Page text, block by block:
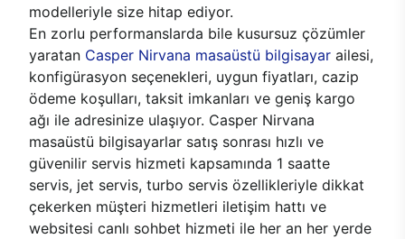
modelleriyle size hitap ediyor.
En zorlu performanslarda bile kusursuz çözümler
yaratan Casper Nirvana masaüstü bilgisayar ailesi,
konfigürasyon seçenekleri, uygun fiyatları, cazip
ödeme koşulları, taksit imkanları ve geniş kargo
ağı ile adresinize ulaşıyor. Casper Nirvana
masaüstü bilgisayarlar satış sonrası hızlı ve
güvenilir servis hizmeti kapsamında 1 saatte
servis, jet servis, turbo servis özellikleriyle dikkat
çekerken müşteri hizmetleri iletişim hattı ve
websitesi canlı sohbet hizmeti ile her an her yerde